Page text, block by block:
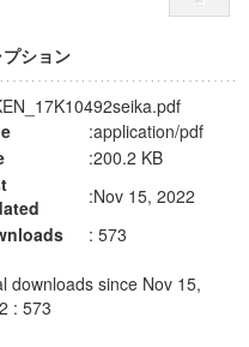
ション
:application/pdf
:200.2 KB
:Nov 15, 2022
: 573
downloads since Nov 15,
: 573